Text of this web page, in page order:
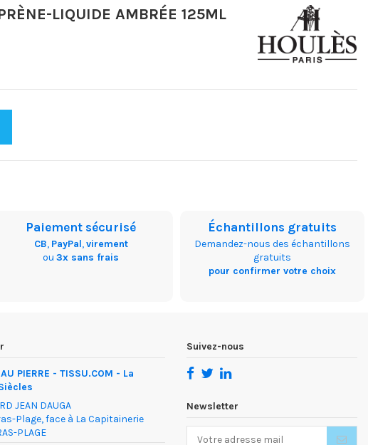
LIQUIDE AMBRÉE 125ML
Paiement sécurisé
CB, PayPal,virement
ou3x sans frais
Échantillons gratuits
Demandez-nous des échantillons
gratuits
pour confirmer votre choix
PIERRE - TISSU.COM - La
JEAN DAUGA
Plage, face à La Capitainerie
PLAGE
Suivez-nous
Newsletter